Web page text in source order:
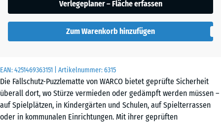
EAN:4251469363151 | Artikelnummer:6315
Die Fallschutz-Puzzlematte von WARCO bietet geprüfte Sicherheit
überall dort, wo Stürze vermieden oder gedämpft werden müssen –
auf Spielplätzen, in Kindergärten und Schulen, auf Spielterrassen
oder in kommunalen Einrichtungen. Mit ihrer geprüften
für die
Bedarfsberechnung
x
50
x 2
cm
|
Verlegeplaner – Fläche erfassen
Zum Warenkorb hinzufügen